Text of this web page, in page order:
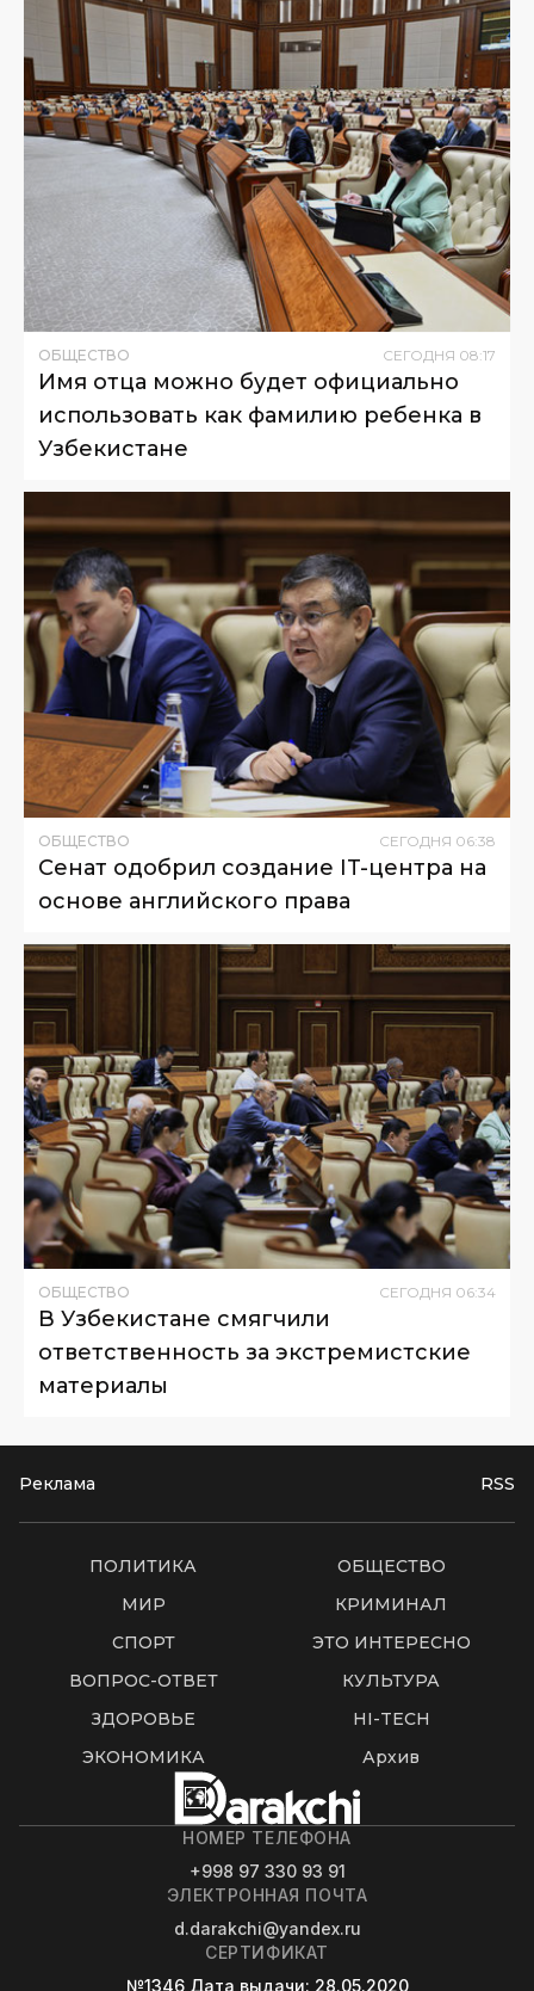
ОБЩЕСТВО СЕГОДНЯ 08:17
Имя отца можно будет официально
использовать как фамилию ребенка в
Узбекистане
ОБЩЕСТВО СЕГОДНЯ 06:38
Сенат одобрил создание IT-центра на
основе английского права
ОБЩЕСТВО СЕГОДНЯ 06:34
В Узбекистане смягчили
ответственность за экстремистские
материалы
Реклама RSS
ПОЛИТИКА
ОБЩЕСТВО
МИР
КРИМИНАЛ
СПОРТ
ЭТО ИНТЕРЕСНО
ВОПРОС-ОТВЕТ
КУЛЬТУРА
ЗДОРОВЬЕ
HI-TECH
ЭКОНОМИКА
Архив
НОМЕР ТЕЛЕФОНА
+998 97 330 93 91
ЭЛЕКТРОННАЯ ПОЧТА
d.darakchi@yandex.ru
СЕРТИФИКАТ
№1346 Дата выдачи: 28.05.2020